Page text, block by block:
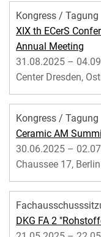
Kongress / Tagung
XIX th ECerS
Annual Meeting
31.08.2025 –
Center Dresden,
Kongress / Tagung
Ceramic AM
30.06.2025 –
Chaussee 17, Berlin
DKG FA 2